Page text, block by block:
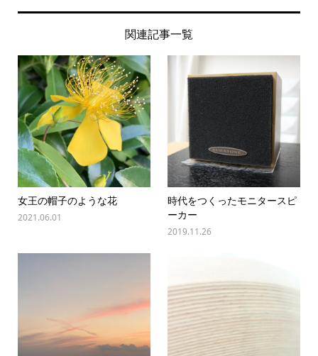
関連記事一覧
女王の帽子のような花
2021.06.01
時代をつくったモニタースピ
ーカー
2019.11.26